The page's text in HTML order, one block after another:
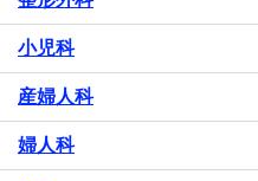
小児科
産婦人科
婦人科